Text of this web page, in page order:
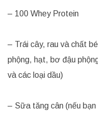
– 100 Whey Protein
– Trái cây, rau và chất
phộng, hạt, bơ đậu
và các loại dầu)
– Sữa tăng cân (nếu